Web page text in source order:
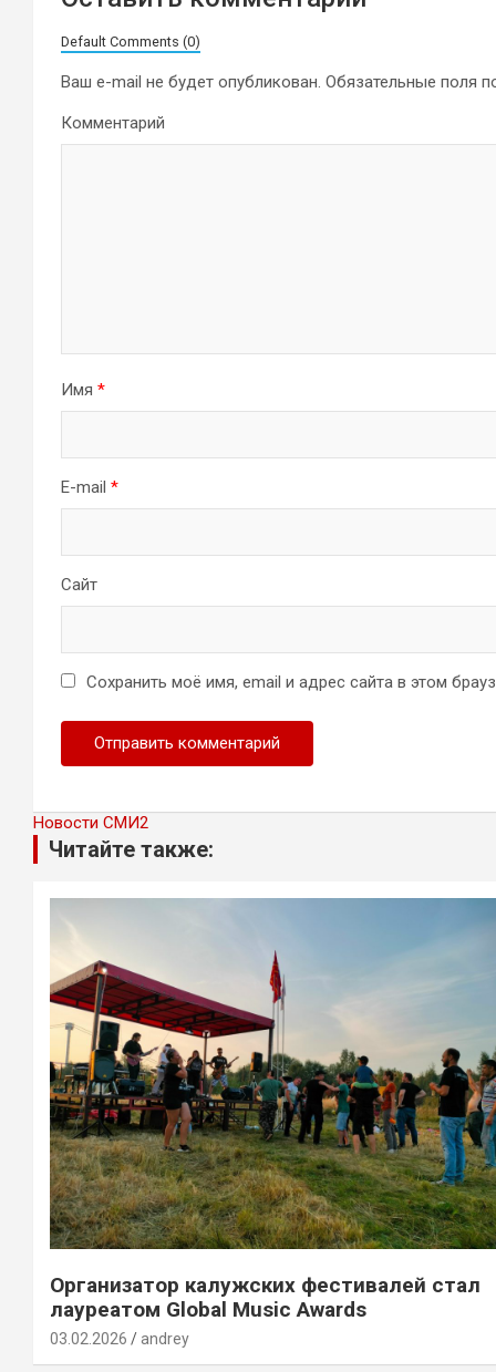
Default Comments (0)
Ваш e-mail не будет опубликован. Обязательные поля
Комментарий
Имя *
E-mail *
Сайт
Сохранить моё имя, email и адрес сайта в этом
Новости СМИ2
Читайте также:
Организатор калужских фестивалей стал
лауреатом Global Music Awards
03.02.2026 andrey